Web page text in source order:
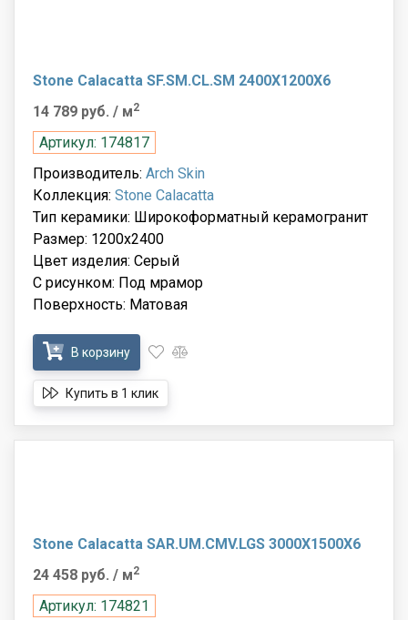
Stone Calacatta SF.SM.CL.SM 2400X1200X6
14 789 руб. / м2
Артикул: 174817
Производитель: Arch Skin
Коллекция: Stone Calacatta
Тип керамики: Широкоформатный керамогранит
Размер: 1200x2400
Цвет изделия: Серый
С рисунком: Под мрамор
Поверхность: Матовая
В корзину
Купить в 1 клик
Stone Calacatta SAR.UM.CMV.LGS 3000X1500X6
24 458 руб. / м2
Артикул: 174821